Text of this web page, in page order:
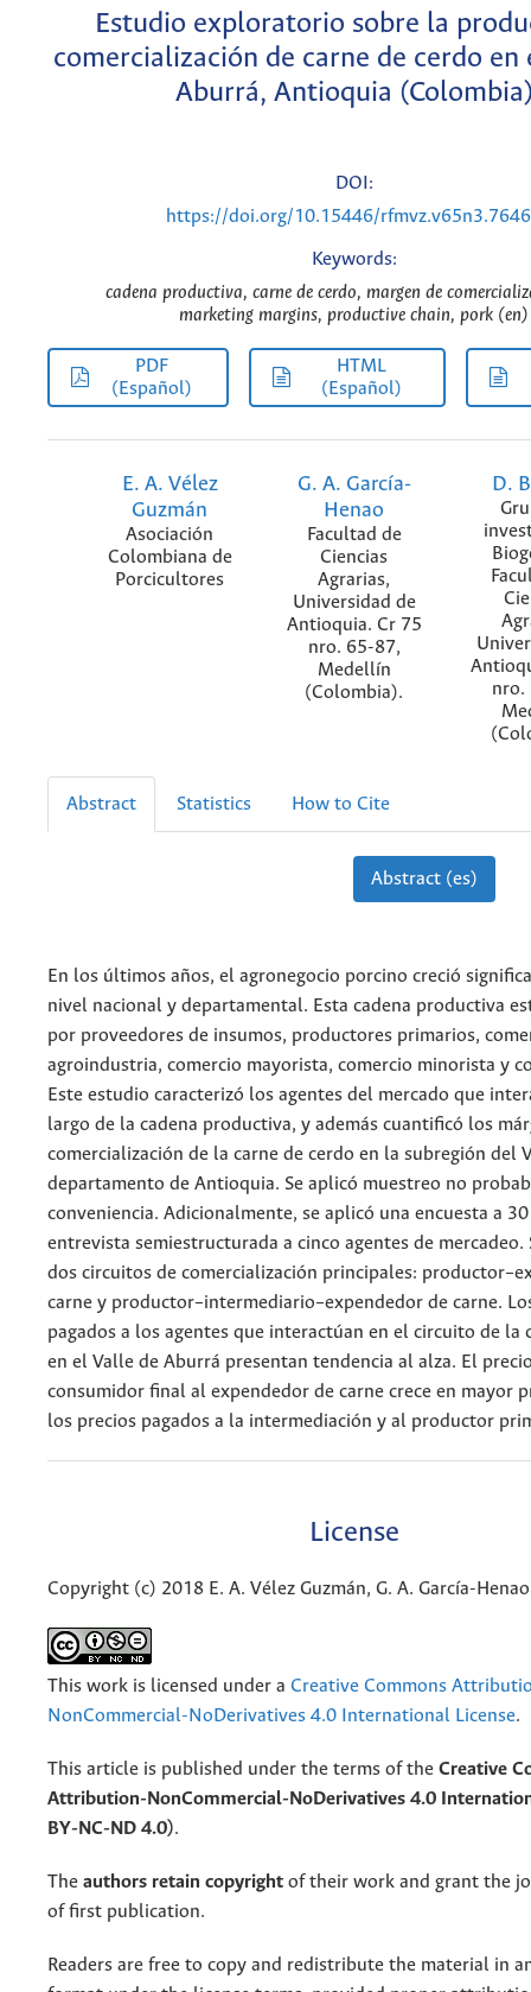
Estudio exploratorio sobre la
comercialización de carne de cerdo en
Aburrá, Antioquia
DOI:
https://doi.org/10.15446/
Keywords:
cadena productiva, carne de cerdo, margen de
marketing margins, productive chain, pork (en)
PDF
(Español)
HTML
(Español)
E. A. Vélez
Guzmán
Asociación
Colombiana de
Porcicultores
G. A. García-
Henao
Facultad de
Ciencias
Agrarias,
Universidad de
Antioquia. Cr 75
nro. 65-87,
Medellín
(Colombia).
D.
nro.
Abstract Statistics How to Cite
Abstract (es)
En los últimos años, el agronegocio porcino creció
nivel nacional y departamental. Esta cadena productiva
por proveedores de insumos, productores primarios,
agroindustria, comercio mayorista, comercio minorista y
Este estudio caracterizó los agentes del mercado que
largo de la cadena productiva, y además cuantificó los
comercialización de la carne de cerdo en la subregión del
departamento de Antioquia. Se aplicó muestreo no
conveniencia. Adicionalmente, se aplicó una encuesta a
entrevista semiestructurada a cinco agentes de mercadeo.
dos circuitos de comercialización principales:
carne y productor–intermediario–expendedor de carne.
pagados a los agentes que interactúan en el circuito de la
en el Valle de Aburrá presentan tendencia al alza. El
consumidor final al expendedor de carne crece en mayor
los precios pagados a la intermediación y al productor
License
Copyright (c) 2018 E. A. Vélez Guzmán, G. A. García-
This work is licensed under a Creative Commons
NonCommercial-NoDerivatives 4.0 International License.
This article is published under the terms of the Creative
Attribution-NonCommercial-NoDerivatives 4.0
BY-NC-ND 4.0).
The authors retain copyright of their work and grant the
of first publication.
Readers are free to copy and redistribute the material in